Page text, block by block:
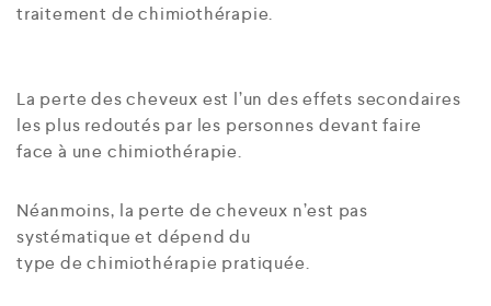
traitement de chimiothérapie.
La perte des cheveux est l’un des effets secondaires
les plus redoutés par les personnes devant faire
face à une chimiothérapie.
Néanmoins, la perte de cheveux n’est pas
systématique et dépend du
type de chimiothérapie pratiquée.